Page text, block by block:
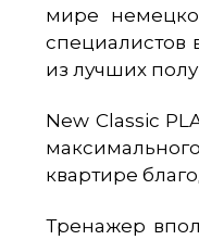
мире
специалистов
из лучших
New Classic
квартире
Тренажер